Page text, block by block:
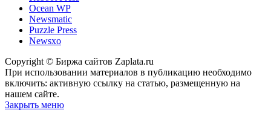
Ocean WP
Newsmatic
Puzzle Press
Newsxo
Copyright © Биржа сайтов Zaplata.ru
При использовании материалов в публикацию необходимо
включить: активную ссылку на статью, размещенную на
нашем сайте.
Закрыть меню